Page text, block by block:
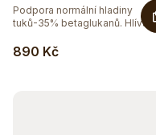
890 Kč
Podpora normální hladiny
tuků-35% betaglukanů. Hlíva...